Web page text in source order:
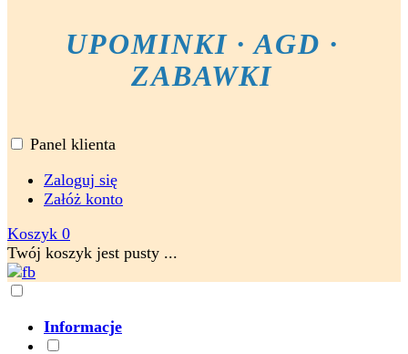
UPOMINKI · AGD ·
ZABAWKI
Panel klienta
Zaloguj się
Załóż konto
Koszyk 0
Twój koszyk jest pusty ...
Informacje